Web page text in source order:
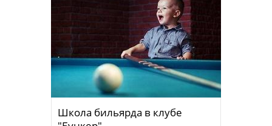
Школа бильярда в клубе